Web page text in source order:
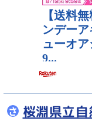
さ 桜淵県立